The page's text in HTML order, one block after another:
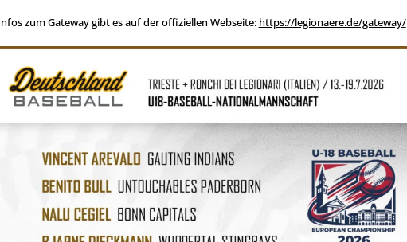
zum Gateway gibt es auf der offiziellen Webseite: https://legionaere.de/gateway/